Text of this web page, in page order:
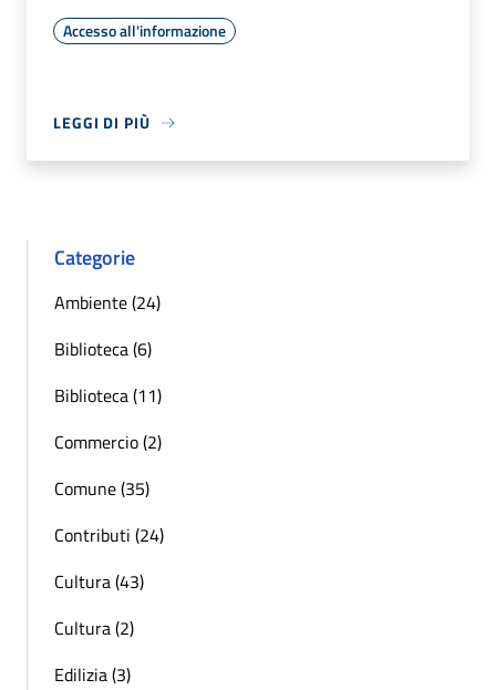
Accesso all'informazione
LEGGI DI PIÙ
Categorie
Ambiente (24)
Biblioteca (6)
Biblioteca (11)
Commercio (2)
Comune (35)
Contributi (24)
Cultura (43)
Cultura (2)
Edilizia (3)